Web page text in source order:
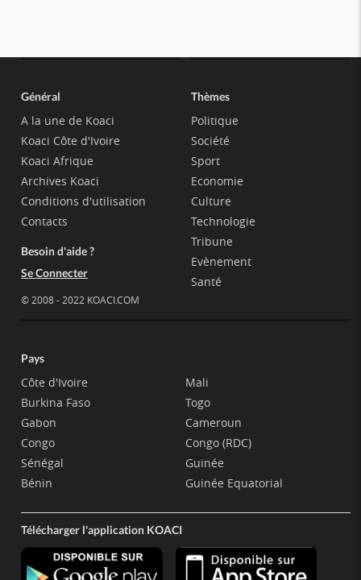
Général
A la une de Koaci
Koaci Côte d'Ivoire
Koaci Afrique
Archives Koaci
Conditions d'utilisation
Contacts
Besoin d'aide ?
Se Connecter
© 2008 - 2022 KOACI.COM
Thèmes
Politique
Société
Sport
Economie
Culture
Technologie
Tribune
Evènement
Santé
Pays
Côte d'Ivoire
Burkina Faso
Gabon
Congo
Sénégal
Bénin
Mali
Togo
Cameroun
Congo (RDC)
Guinée
Guinée Equatorial
Télécharger l'application KOACI